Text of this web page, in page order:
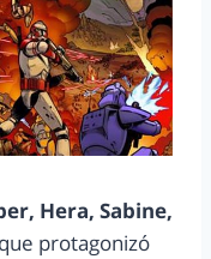
Hera, Sabine,
protagonizó